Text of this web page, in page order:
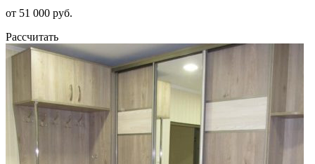
от 51 000 руб.
Рассчитать